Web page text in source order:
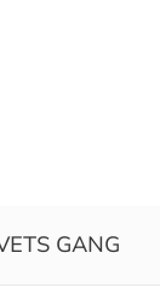
GANG